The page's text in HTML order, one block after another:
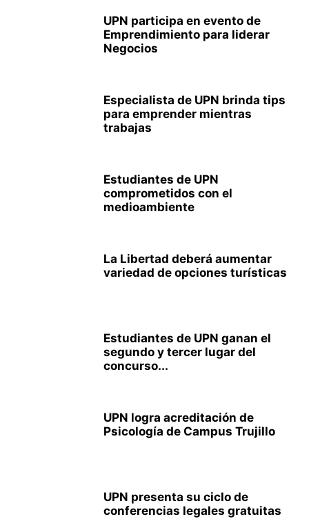
UPN participa en evento de
Emprendimiento para liderar
Negocios
Especialista de UPN brinda tips
para emprender mientras
trabajas
Estudiantes de UPN
comprometidos con el
medioambiente
La Libertad deberá aumentar
variedad de opciones turísticas
Estudiantes de UPN ganan el
segundo y tercer lugar del
concurso...
UPN logra acreditación de
Psicología de Campus Trujillo
UPN presenta su ciclo de
conferencias legales gratuitas